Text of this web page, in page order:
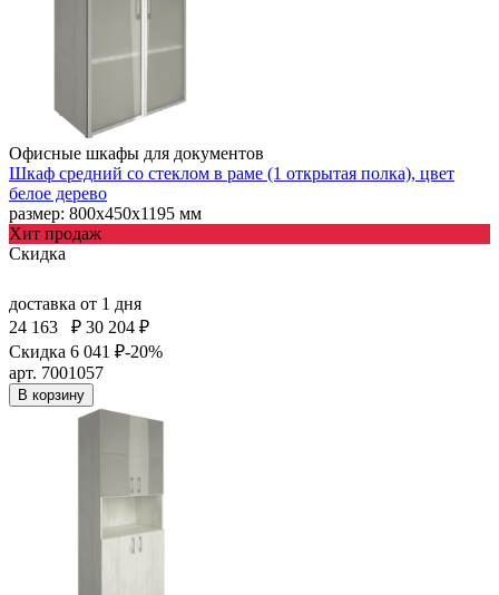
Офисные шкафы для документов
Шкаф средний со стеклом в раме (1 открытая полка), цвет
белое дерево
размер: 800х450х1195 мм
Хит продаж
Скидка
доставка от 1 дня
24 163
₽ 30 204 ₽
Скидка 6 041 ₽-20%
арт. 7001057
В корзину